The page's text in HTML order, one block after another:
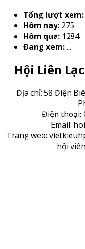
Tổng lượt xem:
Hôm nay: 275
Hôm qua: 1284
Đang xem:...
Hội Liên
Địa chỉ: 58 Điện
Điện thoại:
Email:
Trang web:
hội